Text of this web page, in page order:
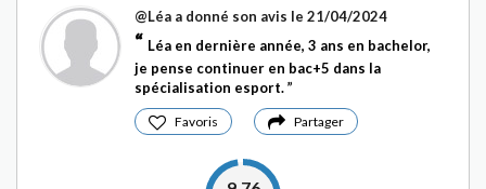
@Léa a donné son avis le 21/04/2024
Léa en dernière année, 3 ans en bachelor,
je pense continuer en bac+5 dans la
spécialisation esport.
Favoris Partager